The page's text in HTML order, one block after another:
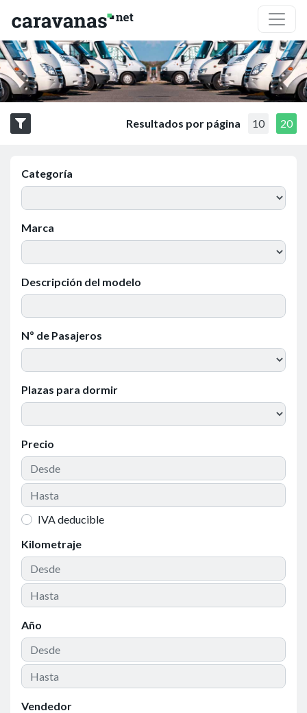
Resultados por página 10 20
Categoría
Marca
Descripción del modelo
Nº de Pasajeros
Plazas para dormir
Precio
IVA deducible
Kilometraje
Año
Vendedor